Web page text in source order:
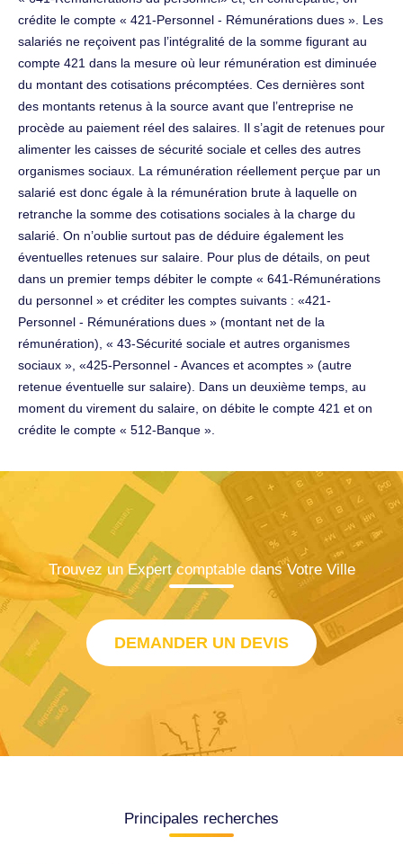
crédite le compte « 421-Personnel - Rémunérations dues ». Les
salariés ne reçoivent pas l’intégralité de la somme figurant au
compte 421 dans la mesure où leur rémunération est diminuée
du montant des cotisations précomptées. Ces dernières sont
des montants retenus à la source avant que l’entreprise ne
procède au paiement réel des salaires. Il s’agit de retenues pour
alimenter les caisses de sécurité sociale et celles des autres
organismes sociaux. La rémunération réellement perçue par un
salarié est donc égale à la rémunération brute à laquelle on
retranche la somme des cotisations sociales à la charge du
salarié. On n’oublie surtout pas de déduire également les
éventuelles retenues sur salaire. Pour plus de détails, on peut
dans un premier temps débiter le compte « 641-Rémunérations
du personnel » et créditer les comptes suivants : «421-
Personnel - Rémunérations dues » (montant net de la
rémunération), « 43-Sécurité sociale et autres organismes
sociaux », «425-Personnel - Avances et acomptes » (autre
retenue éventuelle sur salaire). Dans un deuxième temps, au
moment du virement du salaire, on débite le compte 421 et on
crédite le compte « 512-Banque ».
Trouvez un Expert comptable dans Votre Ville
DEMANDER UN DEVIS
Principales recherches